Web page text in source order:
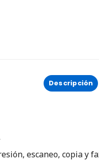
Descripción
escaneo, copia y